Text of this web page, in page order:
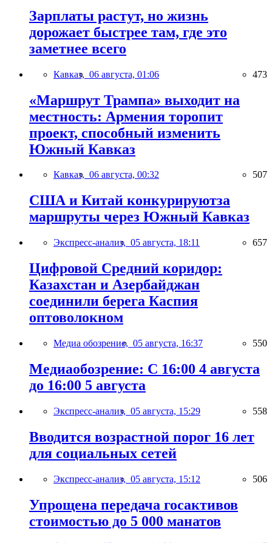
Зарплаты растут, но жизнь
дорожает быстрее там, где это
заметнее всего
Кавказ, 06 августа, 01:06 473
«Маршрут Трампа» выходит на
местность: Армения торопит
проект, способный изменить
Южный Кавказ
Кавказ, 06 августа, 00:32 507
США и Китай конкурируютза
маршруты через Южный Кавказ
Экспресс-анализ, 05 августа, 18:11 657
Цифровой Средний коридор:
Казахстан и Азербайджан
соединили берега Каспия
оптоволокном
Медиа обозрение, 05 августа, 16:37 550
Медиаобозрение: С 16:00 4 августа
до 16:00 5 августа
Экспресс-анализ, 05 августа, 15:29 558
Вводится возрастной порог 16 лет
для социальных сетей
Экспресс-анализ, 05 августа, 15:12 506
Упрощена передача госактивов
стоимостью до 5 000 манатов